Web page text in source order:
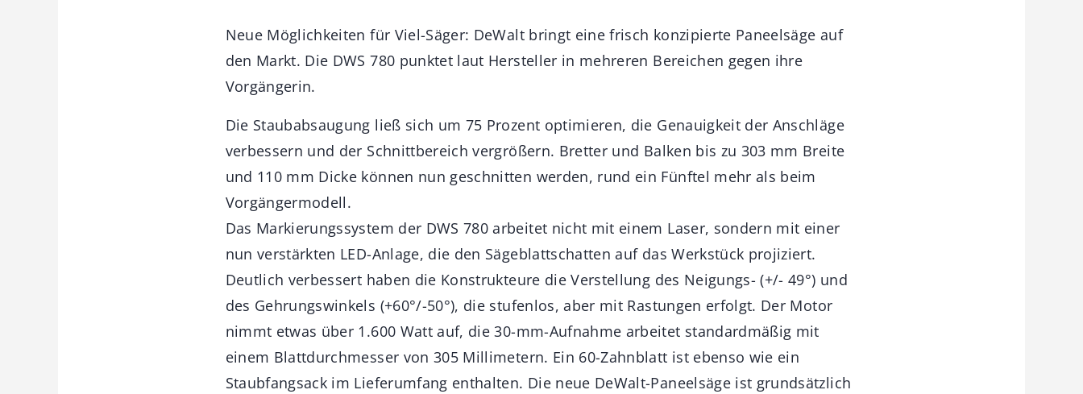
Neue Möglichkeiten für Viel-Säger: DeWalt bringt eine frisch konzipierte Paneelsäge auf
den Markt. Die DWS 780 punktet laut Hersteller in mehreren Bereichen gegen ihre
Vorgängerin.
Die Staubabsaugung ließ sich um 75 Prozent optimieren, die Genauigkeit der Anschläge
verbessern und der Schnittbereich vergrößern. Bretter und Balken bis zu 303 mm Breite
und 110 mm Dicke können nun geschnitten werden, rund ein Fünftel mehr als beim
Vorgängermodell.
Das Markierungssystem der DWS 780 arbeitet nicht mit einem Laser, sondern mit einer
nun verstärkten LED-Anlage, die den Sägeblattschatten auf das Werkstück projiziert.
Deutlich verbessert haben die Konstrukteure die Verstellung des Neigungs- (+/- 49°) und
des Gehrungswinkels (+60°/-50°), die stufenlos, aber mit Rastungen erfolgt. Der Motor
nimmt etwas über 1.600 Watt auf, die 30-mm-Aufnahme arbeitet standardmäßig mit
einem Blattdurchmesser von 305 Millimetern. Ein 60-Zahnblatt ist ebenso wie ein
Staubfangsack im Lieferumfang enthalten. Die neue DeWalt-Paneel­säge ist grundsätzlich